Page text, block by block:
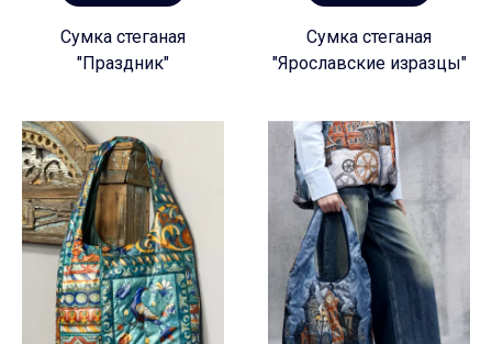
Сумка стеганая
"Праздник"
Сумка стеганая
"Ярославские изразцы"